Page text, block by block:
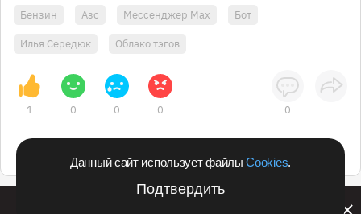
Данный сайт использует файлыCookies.
Подтвердить
Бензин Азс Мессенджер Max Бот
Илья Середюк Облако тэгов
1 0 0 0 0
Билайн запустил в Кемеровской области акцию с